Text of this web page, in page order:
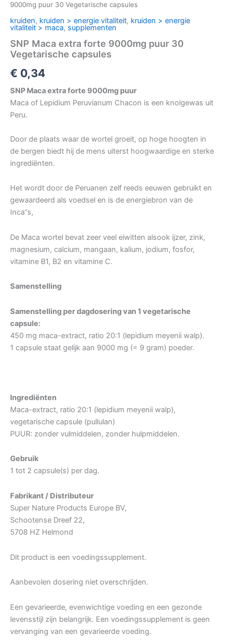
9000mg puur 30 Vegetarische capsules
kruiden, kruiden > energie vitaliteit, kruiden > energie
vitaliteit > maca, supplementen
SNP Maca extra forte 9000mg puur 30
Vegetarische capsules
€ 0,34
SNP Maca extra forte 9000mg puur
Maca of Lepidium Peruvianum Chacon is een knolgewas uit
Peru.
Door de plaats waar de wortel groeit, op hoge hoogten in
de bergen biedt hij de mens uiterst hoogwaardige en sterke
ingrediënten.
Het wordt door de Peruanen zelf reeds eeuwen gebruikt en
gewaardeerd als voedsel en is de energiebron van de
Inca”s,
De Maca wortel bevat zeer veel eiwitten alsook ijzer, zink,
magnesium, calcium, mangaan, kalium, jodium, fosfor,
vitamine B1, B2 en vitamine C.
Samenstelling
Samenstelling per dagdosering van 1 vegetarische
capsule:
450 mg maca-extract, ratio 20:1 (lepidium meyenii walp).
1 capsule staat gelijk aan 9000 mg (= 9 gram) poeder.
Ingrediënten
Maca-extract, ratio 20:1 (lepidium meyenii walp),
vegetarische capsule (pullulan)
PUUR: zonder vulmiddelen, zonder hulpmiddelen.
Gebruik
1 tot 2 capsule(s) per dag.
Fabrikant / Distributeur
Super Nature Products Europe BV,
Schootense Dreef 22,
5708 HZ Helmond
Dit product is een voedingssupplement.
Aanbevolen dosering niet overschrijden.
Een gevarieerde, evenwichtige voeding en een gezonde
levensstijl zijn belangrijk. Een voedingssupplement is geen
vervanging van een gevarieerde voeding.